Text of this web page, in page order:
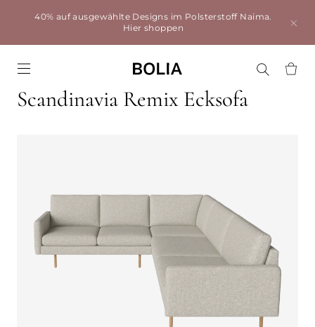
40% auf ausgewählte Designs im Polsterstoff Naima.
Hier shoppen
Scandinavia Remix Ecksofa